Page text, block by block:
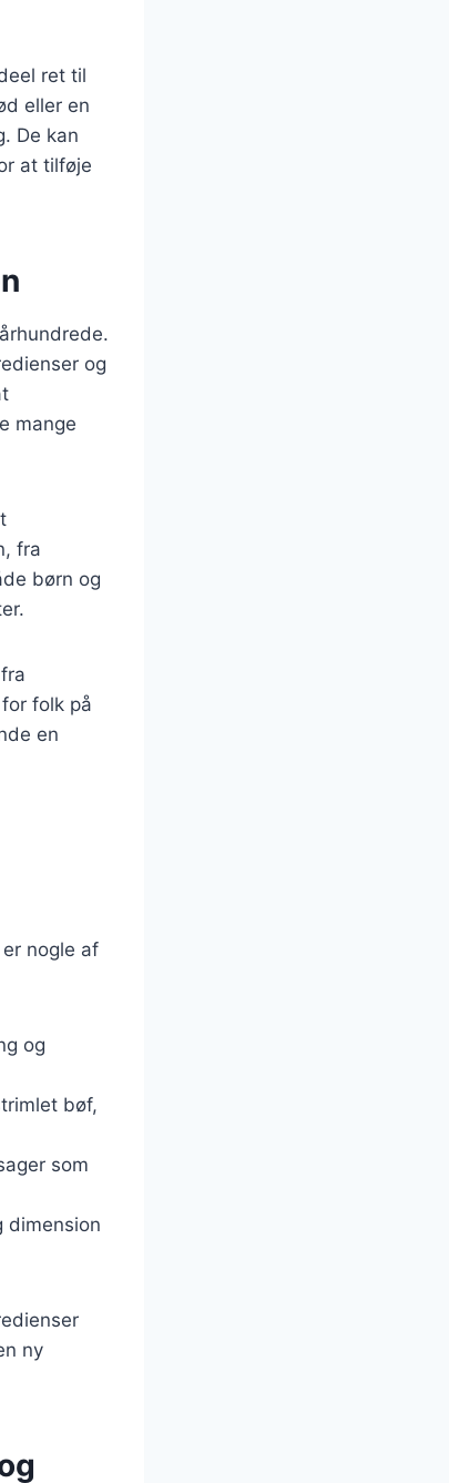
ret til
eller en
De kan
at tilføje
og
mange
fra
børn og
folk på
en
nogle af
og
bøf,
som
dimension
ny